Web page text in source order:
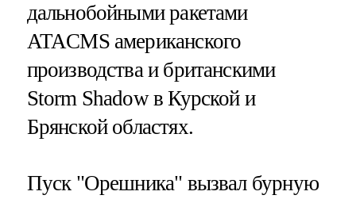
дальнобойными ракетами
ATACMS американского
производства и британскими
Storm Shadow в Курской и
Брянской областях.
Пуск "Орешника" вызвал бурную